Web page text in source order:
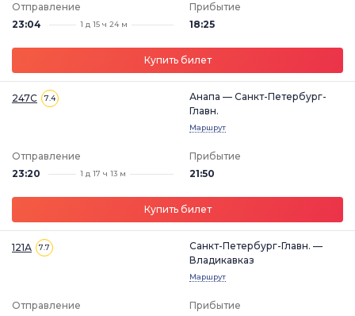
Отправление
23:04
1 д 15 ч 24 м
Прибытие
18:25
Купить билет
247С 7.4
Анапа — Санкт-Петербург-
Главн.
Маршрут
Отправление
23:20
1 д 17 ч 13 м
Прибытие
21:50
Купить билет
121А 7.7
Санкт-Петербург-Главн. —
Владикавказ
Маршрут
Отправление
Прибытие